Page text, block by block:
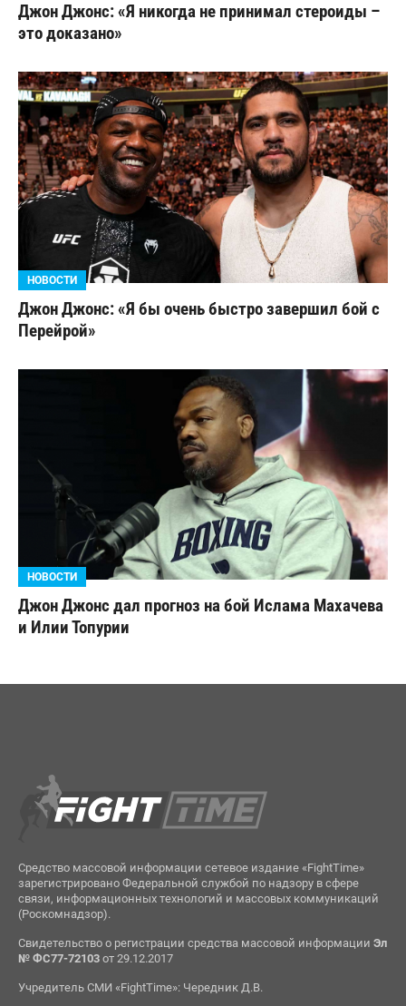
Джон Джонс: «Я никогда не принимал стероиды –
это доказано»
НОВОСТИ
Джон Джонс: «Я бы очень быстро завершил бой с
Перейрой»
НОВОСТИ
Джон Джонс дал прогноз на бой Ислама Махачева
и Илии Топурии
Средство массовой информации сетевое издание «FightTime»
зарегистрировано Федеральной службой по надзору в сфере
связи, информационных технологий и массовых коммуникаций
(Роскомнадзор).
Свидетельство о регистрации средства массовой информации Эл
№ ФС77-72103от 29.12.2017
Учредитель СМИ «FightTime»: Чередник Д.В.